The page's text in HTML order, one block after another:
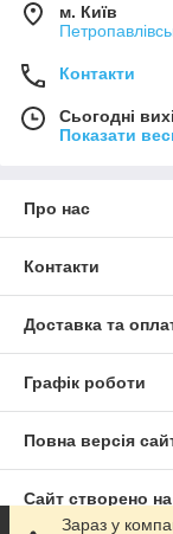
м. Київ
Контакти
Сьогодні
Показати
Про нас
Контакти
Доставка та
Графік роботи
Повна версія
Сайт створено
Зараз у